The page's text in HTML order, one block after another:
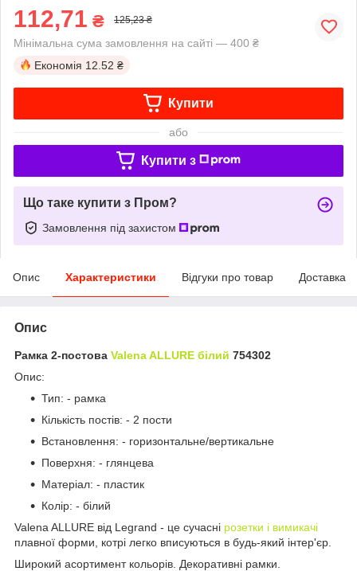
112,71 ₴ 125,23 ₴
Мінімальна сума замовлення на сайті — 400 ₴
Економія 12.52 ₴
Купити
або
Купити з
Що таке купити з Пром?
Замовлення під захистом
Опис Характеристики Відгуки про товар Доставка
Опис
Рамка 2-постова Valena ALLURE білий 754302
Опис:
Тип: - рамка
Кількість постів: - 2 пости
Встановлення: - горизонтальне/вертикальне
Поверхня: - глянцева
Матеріал: - пластик
Колір: - білий
Valena ALLURE від Legrand - це сучасні розетки і вимикачі
плавної форми, котрі легко вписуються в будь-який інтер'єр.
Широкий асортимент кольорів. Декоративні рамки.